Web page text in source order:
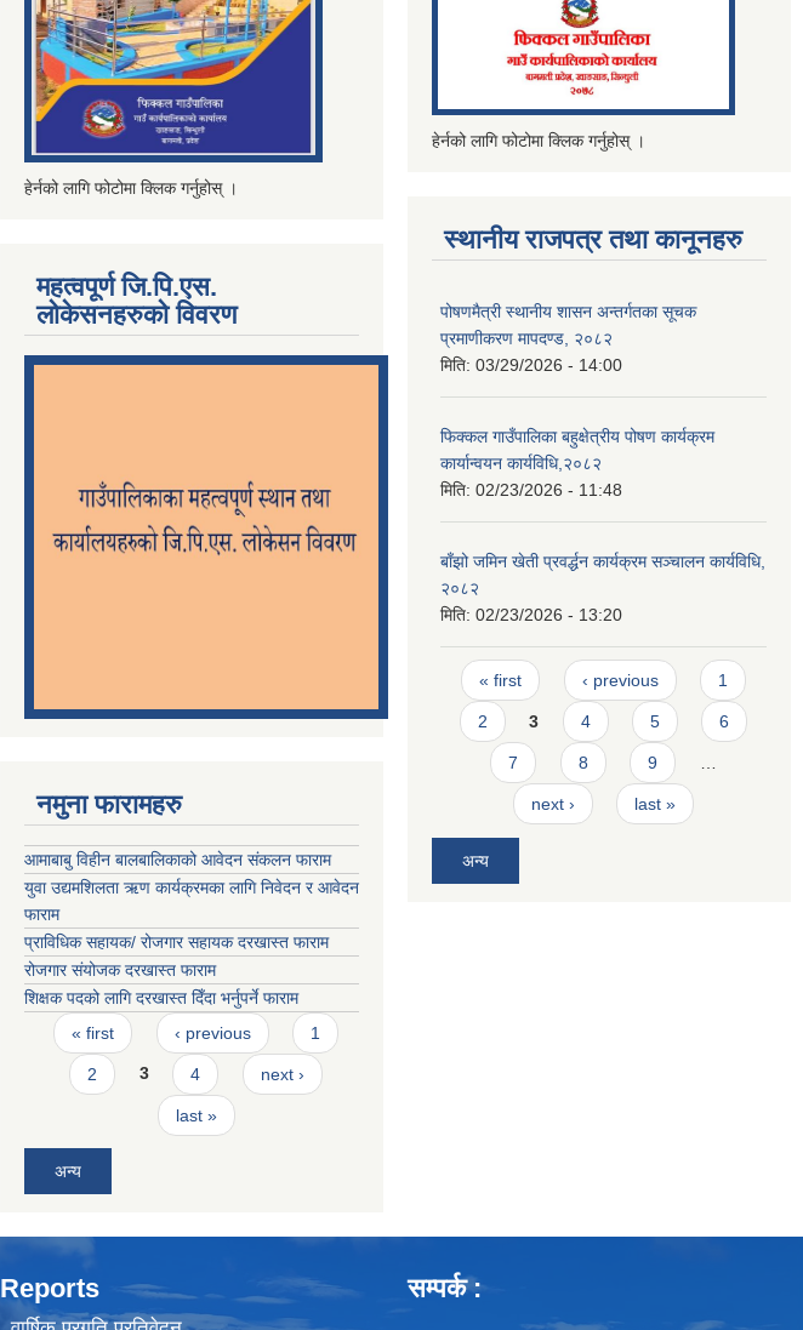
हेर्नको लागि फोटोमा क्लिक गर्नुहोस् ।
महत्वपूर्ण जि.पि.एस.
लोकेसनहरुको विवरण
नमुना फारामहरु
आमाबाबु विहीन बालबालिकाको आवेदन संकलन फाराम
युवा उद्यमशिलता ऋण कार्यक्रमका लागि निवेदन र आवेदन
फाराम
प्राविधिक सहायक/ रोजगार सहायक दरखास्त फाराम
रोजगार संयोजक दरखास्त फाराम
शिक्षक पदको लागि दरखास्त दिँदा भर्नुपर्ने फाराम
Pages
« first ‹ previous 1
2 3 4 next ›
last »
अन्य
हेर्नको लागि फोटोमा क्लिक गर्नुहोस् ।
स्थानीय राजपत्र तथा कानूनहरु
पोषणमैत्री स्थानीय शासन अन्तर्गतका सूचक
प्रमाणीकरण मापदण्ड, २०८२
मिति: 03/29/2026 - 14:00
फिक्कल गाउँपालिका बहुक्षेत्रीय पोषण कार्यक्रम
कार्यान्वयन कार्यविधि,२०८२
मिति: 02/23/2026 - 11:48
बाँझो जमिन खेती प्रवर्द्धन कार्यक्रम सञ्‍चालन कार्यविधि,
२०८२
मिति: 02/23/2026 - 13:20
Pages
« first ‹ previous 1
2 3 4 5 6
7 8 9
next › last »
अन्य
Reports सम्पर्क :